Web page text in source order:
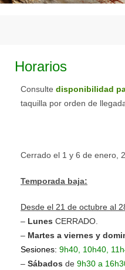
Horarios
Consulte disponibilidad
taquilla por orden de
Cerrado el 1 y 6 de enero,
Temporada baja:
Desde el 21 de octubre al
– Lunes CERRADO.
– Martes a viernes y
Sesiones: 9h40, 10h40,
– Sábados de 9h30 a